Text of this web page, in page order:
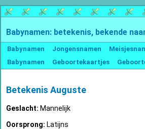
Babynamen: betekenis, bekende
Babynamen Jongensnamen
Babynamen
Geboortekaartjes
Betekenis Auguste
Geslacht: Mannelijk
Oorsprong: Latijns